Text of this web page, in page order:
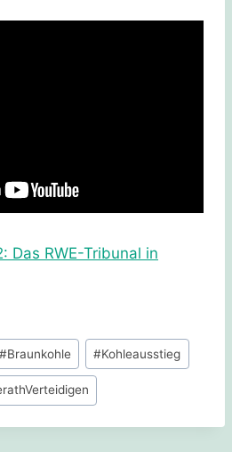
Das RWE-Tribunal in
#Braunkohle #Kohleausstieg